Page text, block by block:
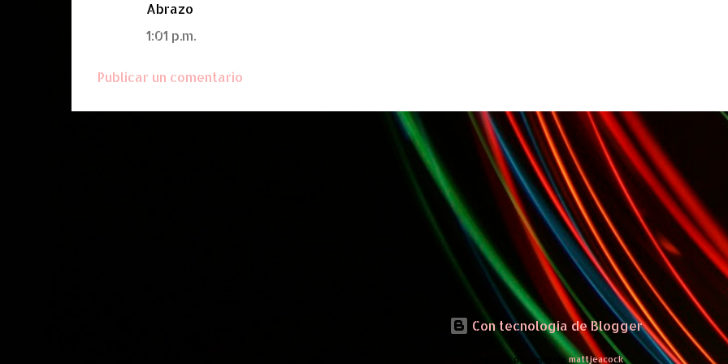
Abrazo
1:01 p.m.
Publicar un comentario
Con tecnología de Blogger
Imágenes del tema demattjeacock